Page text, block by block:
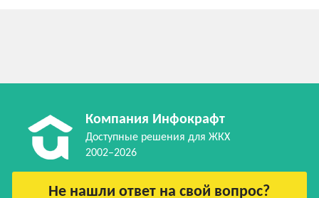
Компания Инфокрафт
Доступные решения для ЖКХ
2002–2026
Не нашли ответ на свой вопрос?